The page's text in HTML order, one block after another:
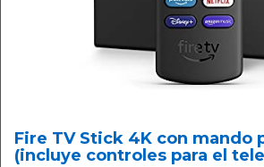
Fire TV Stick 4K con mando
(incluye controles para el